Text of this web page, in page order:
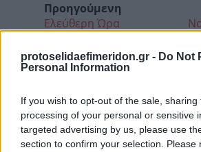
protoselidaefimeridon.gr - Do Not
Personal Information
If you wish to opt-out of the sale,
processing of your personal or sensitive
targeted advertising by us, please use
section to confirm your selection. Please
Προηγούμενη
Ελεύθερη Ώρα